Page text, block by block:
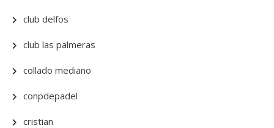
club delfos
club las palmeras
collado mediano
conpdepadel
cristian